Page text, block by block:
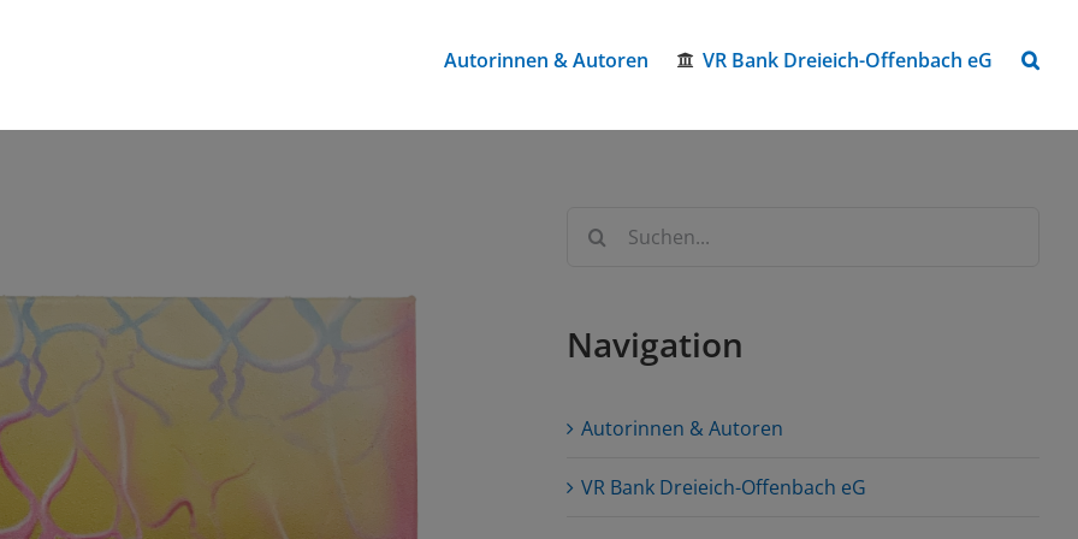
Autorinnen & Autoren VR Bank Dreieich-Offenbach eG
Suche
Navigation
Autorinnen & Autoren
VR Bank Dreieich-Offenbach eG